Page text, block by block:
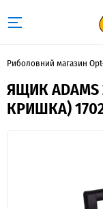
Риболовний магазин
ЯЩИК
КРИШКА)